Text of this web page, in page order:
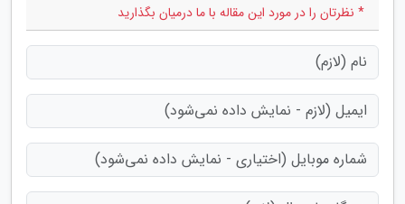
* نظرتان را در مورد این مقاله با ما درمیان بگذارید